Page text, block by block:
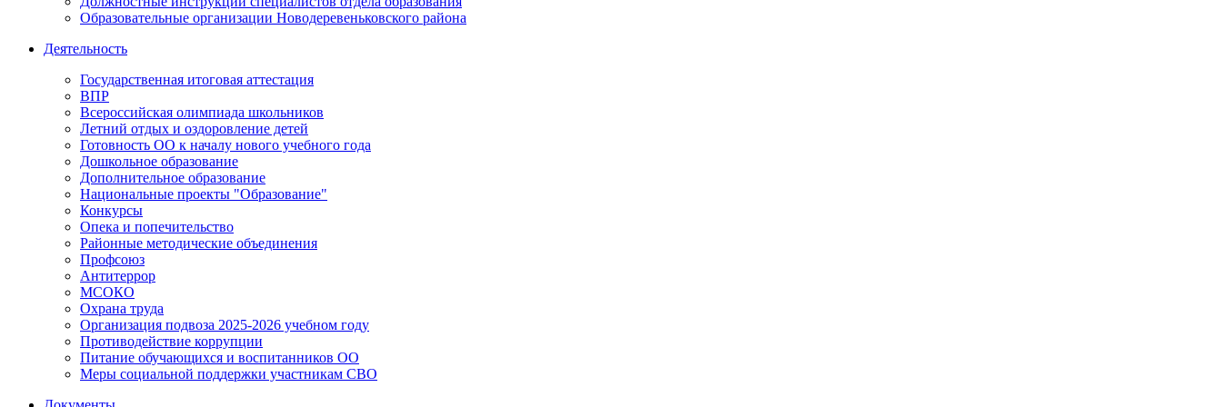
Образовательные организации Новодеревеньковского района
Деятельность
Государственная итоговая аттестация
ВПР
Всероссийская олимпиада школьников
Летний отдых и оздоровление детей
Готовность ОО к началу нового учебного года
Дошкольное образование
Дополнительное образование
Национальные проекты "Образование"
Конкурсы
Опека и попечительство
Районные методические объединения
Профсоюз
Антитеррор
МСОКО
Охрана труда
Организация подвоза 2025-2026 учебном году
Противодействие коррупции
Питание обучающихся и воспитанников ОО
Меры социальной поддержки участникам СВО